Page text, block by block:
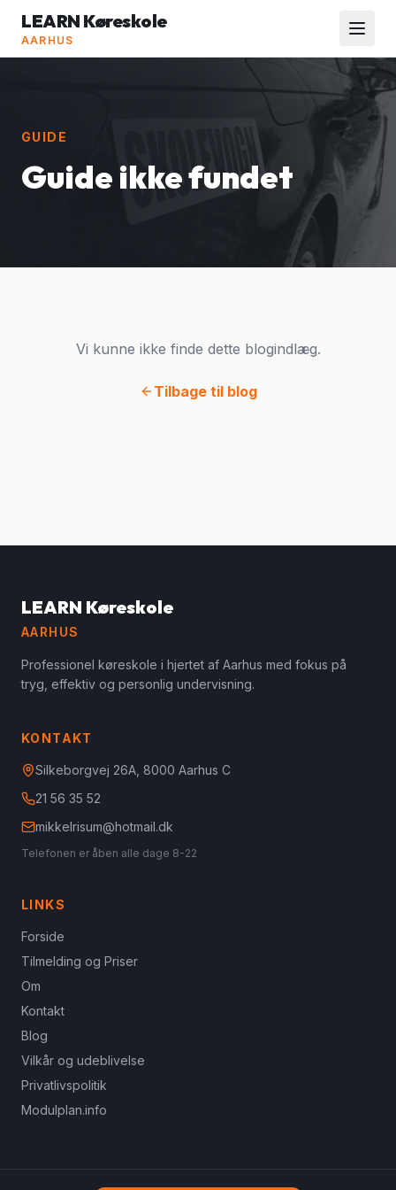
LEARN Køreskole
AARHUS
GUIDE
Guide ikke fundet
Vi kunne ikke finde dette blogindlæg.
Tilbage til blog
LEARN Køreskole
AARHUS
Professionel køreskole i hjertet af Aarhus med fokus på
tryg, effektiv og personlig undervisning.
KONTAKT
Silkeborgvej 26A, 8000 Aarhus C
21 56 35 52
mikkelrisum@hotmail.dk
Telefonen er åben alle dage 8-22
LINKS
Forside
Tilmelding og Priser
Om
Kontakt
Blog
Vilkår og udeblivelse
Privatlivspolitik
Modulplan.info